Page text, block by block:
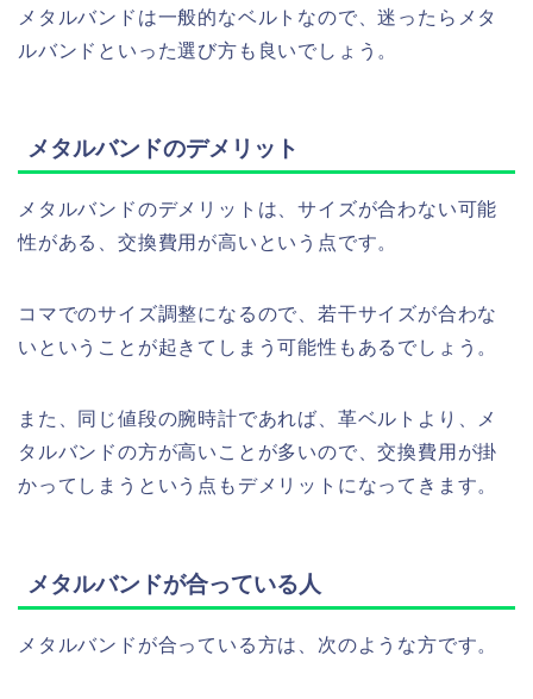
メタルバンドは一般的なベルトなので、迷ったらメタ
ルバンドといった選び方も良いでしょう。
メタルバンドのデメリット
メタルバンドのデメリットは、サイズが合わない可能
性がある、交換費用が高いという点です。
コマでのサイズ調整になるので、若干サイズが合わな
いということが起きてしまう可能性もあるでしょう。
また、同じ値段の腕時計であれば、革ベルトより、メ
タルバンドの方が高いことが多いので、交換費用が掛
かってしまうという点もデメリットになってきます。
メタルバンドが合っている人
メタルバンドが合っている方は、次のような方です。